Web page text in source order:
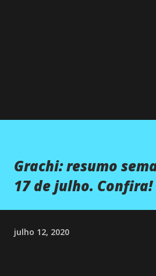
Grachi: resumo
17 de julho. Confira!
julho 12, 2020